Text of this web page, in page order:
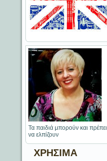
Τα παιδιά μπορούν και πρέπει
να ελπίζουν
ΧΡΗΣΙΜΑ